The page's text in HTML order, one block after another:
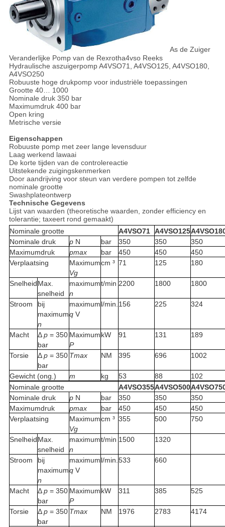
As de Zuiger
Veranderlijke Pomp van de Rexrotha4vso Reeks
Hydraulische aszuigerpomp A4VSO71, A4VSO125, A4VSO180,
A4VSO250
Robuuste hoge drukpomp voor industriële toepassingen
Grootte 40… 1000
Nominale druk 350 bar
Maximumdruk 400 bar
Open kring
Metrische versie
Eigenschappen
Robuuste pomp met zeer lange levensduur
Laag werkend lawaai
De korte tijden van de controlereactie
Uitstekende zuigingskenmerken
Door aandrijving voor steun van verdere pompen tot zelfde
nominale grootte
Swashplateontwerp
Technische Gegevens
Lijst van waarden (theoretische waarden, zonder efficiency en
tolerantie; taxeert rond gemaakt)
Nominale grootte
A4VSO71 A4VSO125
Nominale druk
pN bar 350 350
350
Maximumdruk
pmax bar 450 450
450
Verplaatsing
Maximum
Vg
cm ³ 71 125 180
SnelheidMax.
snelheid
maximum
n
t/min 2200 1800 1800
Stroom
bij
maximum
n
maximum
qV
l/min. 156 225 324
Macht Δp= 350
bar
Maximum
P
kW 91 131 189
Torsie Δp= 350
bar
Tmax NM 395 696 1002
Gewicht (ong.) m kg 53 88
102
Nominale grootte
A4VSO355A4VSO500
Nominale druk
pN bar 350 350
350
Maximumdruk
pmax bar 450 450
450
Verplaatsing
Maximum
Vg
cm ³ 355 500 750
SnelheidMax.
snelheid
maximum
n
t/min 1500 1320
Stroom
bij
maximum
n
maximum
qV
l/min. 533 660
Macht Δp= 350
bar
Maximum
P
kW 311 385 525
Torsie Δp= 350
bar
Tmax NM 1976 2783 4174